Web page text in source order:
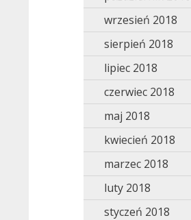
wrzesień 2018
sierpień 2018
lipiec 2018
czerwiec 2018
maj 2018
kwiecień 2018
marzec 2018
luty 2018
styczeń 2018